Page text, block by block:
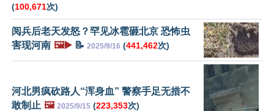
(100,671次)
阅兵后老天发怒？罕见冰雹砸北京 恐怖虫
害现河南 🖼️▶️ 📝 2025/9/16 (441,462次)
河北男疯砍路人“浑身血” 警察手足无措不
敢制止 🖼️ 2025/9/15 (223,353次)